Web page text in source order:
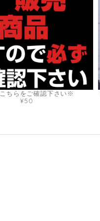
ちらをご確認下さい※
¥50